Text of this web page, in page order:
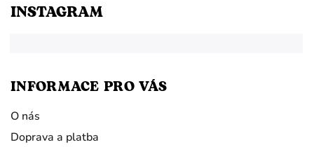
INSTAGRAM
INFORMACE PRO VÁS
O nás
Doprava a platba